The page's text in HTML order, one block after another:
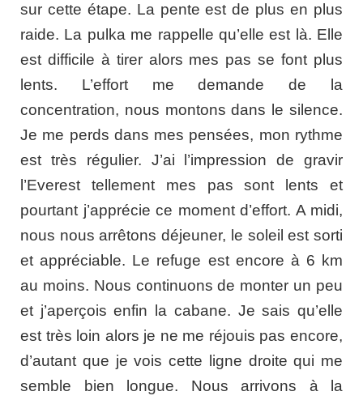
sur cette étape. La pente est de plus en plus
raide. La pulka me rappelle qu’elle est là. Elle
est difficile à tirer alors mes pas se font plus
lents. L’effort me demande de la
concentration, nous montons dans le silence.
Je me perds dans mes pensées, mon rythme
est très régulier. J’ai l’impression de gravir
l’Everest tellement mes pas sont lents et
pourtant j’apprécie ce moment d’effort. A midi,
nous nous arrêtons déjeuner, le soleil est sorti
et appréciable. Le refuge est encore à 6 km
au moins. Nous continuons de monter un peu
et j’aperçois enfin la cabane. Je sais qu’elle
est très loin alors je ne me réjouis pas encore,
d’autant que je vois cette ligne droite qui me
semble bien longue. Nous arrivons à la